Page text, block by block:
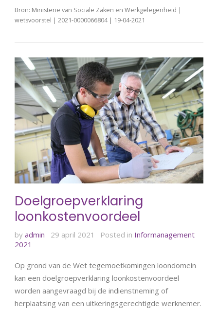
Bron: Ministerie van Sociale Zaken en Werkgelegenheid |
wetsvoorstel | 2021-0000066804 | 19-04-2021
Doelgroepverklaring
loonkostenvoordeel
by admin 29 april 2021 Posted in Informanagement
2021
Op grond van de Wet tegemoetkomingen loondomein
kan een doelgroepverklaring loonkostenvoordeel
worden aangevraagd bij de indienstneming of
herplaatsing van een uitkeringsgerechtigde werknemer.